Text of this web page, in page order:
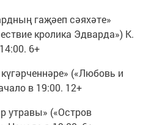
гаҗәеп сәяхәте»
кролика Эдварда») К.
6+
(«Любовь и
в 19:00. 12+
утравы» («Остров